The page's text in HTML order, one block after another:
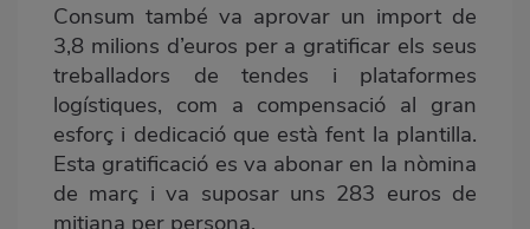
Consum també va aprovar un import de
3,8 milions d’euros per a gratificar els seus
treballadors de tendes i plataformes
logístiques, com a compensació al gran
esforç i dedicació que està fent la plantilla.
Esta gratificació es va abonar en la nòmina
de març i va suposar uns 283 euros de